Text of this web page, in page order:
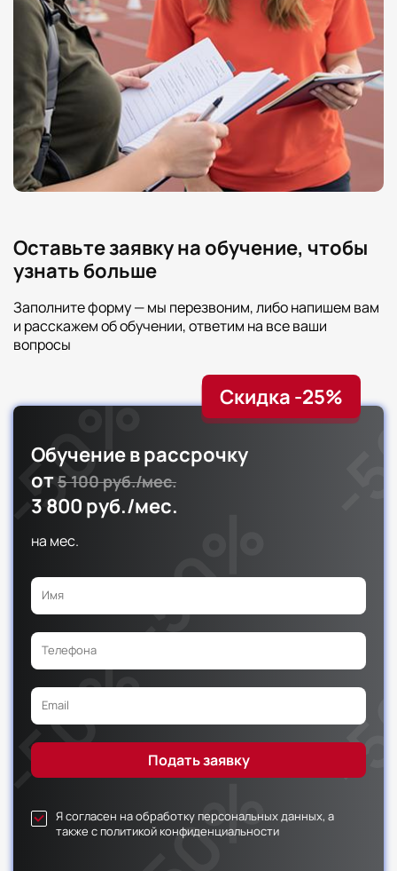
Оставьте заявку на обучение, чтобы
узнать больше
Заполните форму — мы перезвоним, либо напишем вам
и расскажем об обучении, ответим на все ваши
вопросы
Скидка -25%
Обучение в рассрочку
от5 100 руб./мес.
3 800 руб./мес.
на мес.
Я согласен на обработку персональных данных, а
также с политикой конфиденциальности